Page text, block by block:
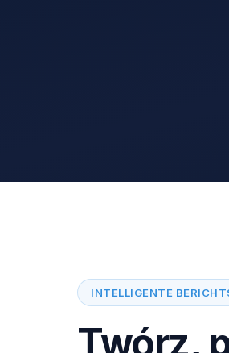
INTELLIGENTE
Twórz,